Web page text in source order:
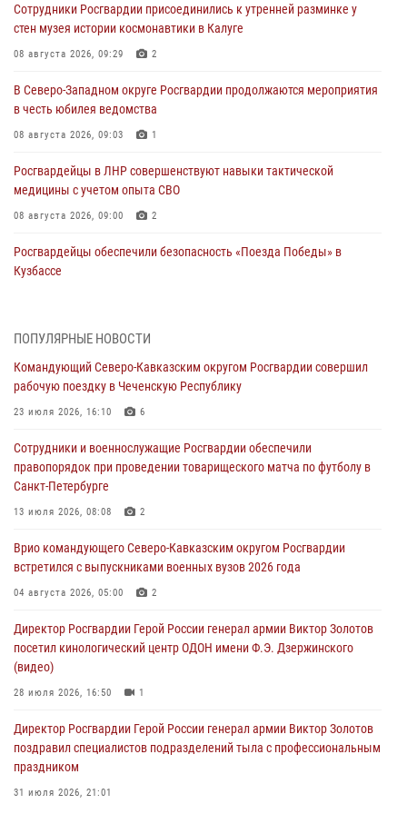
Сотрудники Росгвардии присоединились к утренней разминке у
стен музея истории космонавтики в Калуге
08 августа 2026, 09:29 2
В Северо-Западном округе Росгвардии продолжаются мероприятия
в честь юбилея ведомства
08 августа 2026, 09:03 1
Росгвардейцы в ЛНР совершенствуют навыки тактической
медицины с учетом опыта СВО
08 августа 2026, 09:00 2
Росгвардейцы обеспечили безопасность «Поезда Победы» в
Кузбассе
Военнослужащие Софринской бригады Росгвардии встретились с
дорогой к Победе в СВО» (видео)
08 августа 2026, 07:00
настольному теннису ко Дню физкультурника
08 августа 2026, 07:00
ОМОН «Ойрат» Управления Росгвардии по Республике Калмыкия
08 августа 2026, 07:00
В Москве росгвардейцы оказали помощь медикам и девушке с
08 августа 2026, 06:32 1
ПОПУЛЯРНЫЕ НОВОСТИ
Командующий Северо-Кавказским округом Росгвардии совершил
рабочую поездку в Чеченскую Республику
23 июля 2026, 16:10 6
Сотрудники и военнослужащие Росгвардии обеспечили
правопорядок при проведении товарищеского матча по футболу в
Санкт-Петербурге
13 июля 2026, 08:08 2
Врио командующего Северо-Кавказским округом Росгвардии
встретился с выпускниками военных вузов 2026 года
04 августа 2026, 05:00 2
Директор Росгвардии Герой России генерал армии Виктор Золотов
посетил кинологический центр ОДОН имени Ф.Э. Дзержинского
(видео)
28 июля 2026, 16:50 1
Директор Росгвардии Герой России генерал армии Виктор Золотов
поздравил специалистов подразделений тыла с профессиональным
праздником
31 июля 2026, 21:01